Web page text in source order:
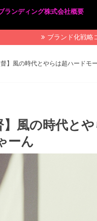
ランディング株式会社概要
イバシーポリシー
商取引法に基づく表記
ブランド化戦略
】風の時代とやらは超ハードモ
風の時代と
ーん